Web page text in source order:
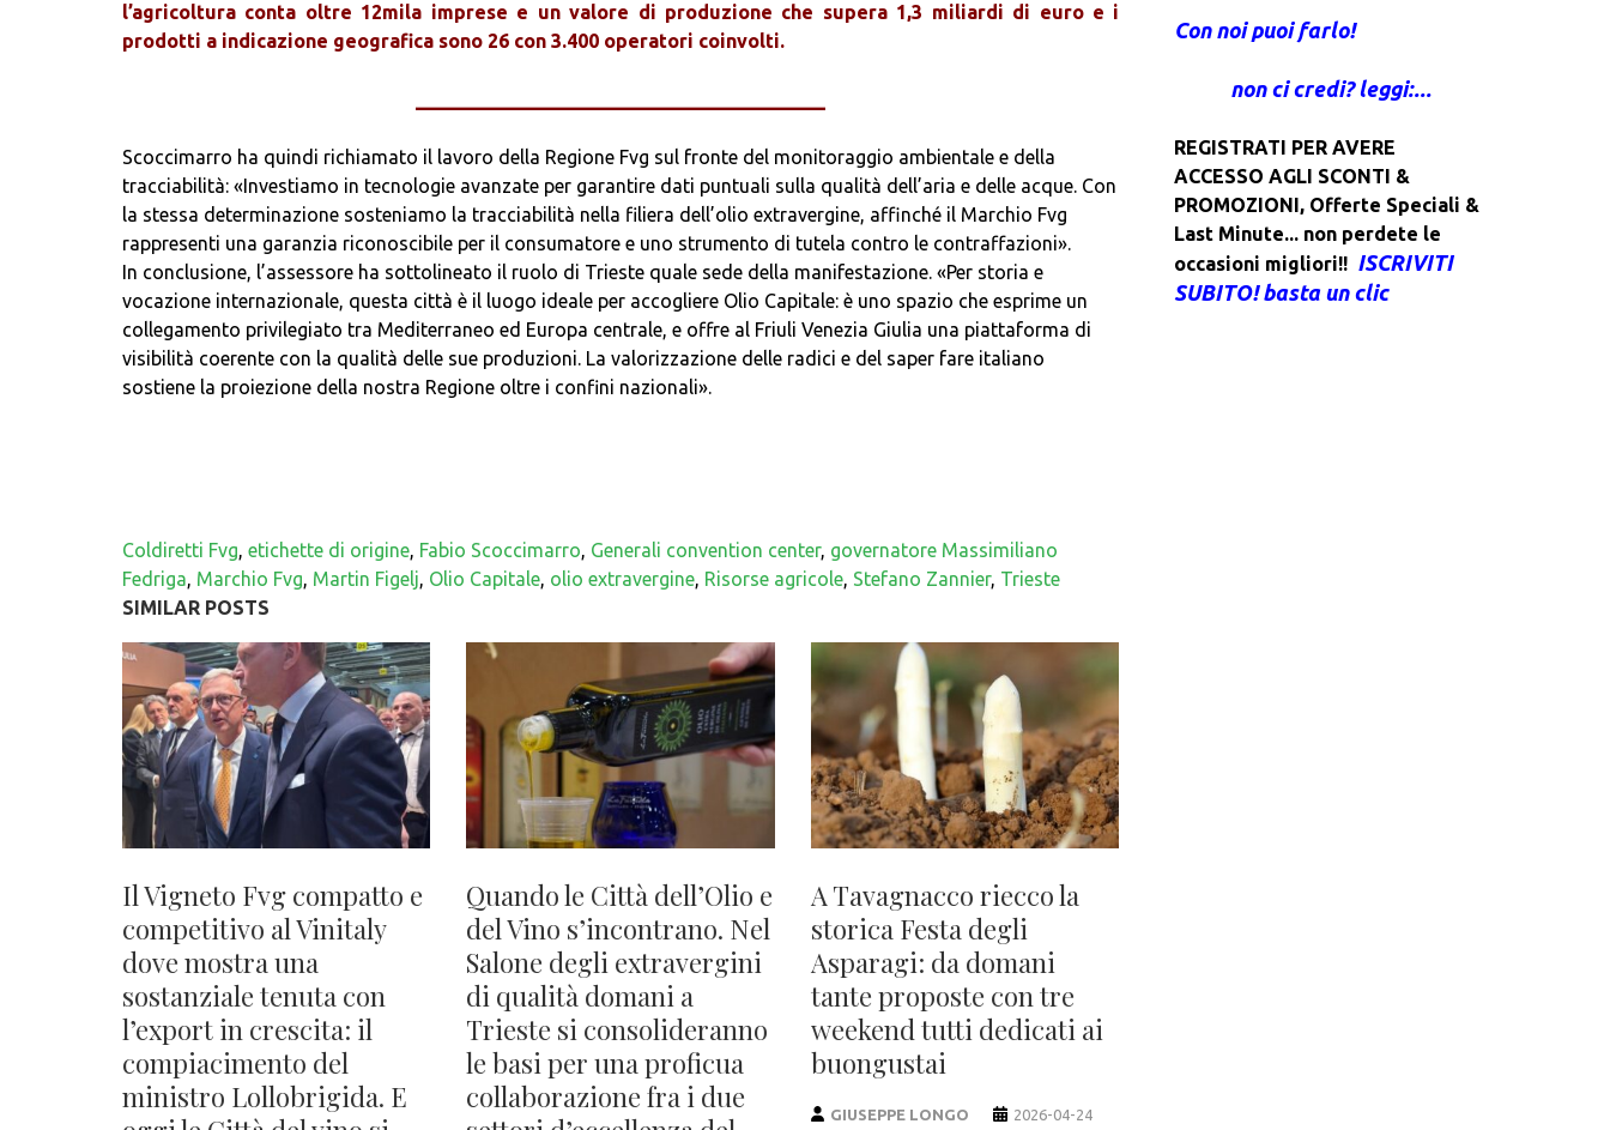
l’agricoltura conta oltre 12mila imprese e un valore di produzione che supera 1,3 miliardi di euro e i
prodotti a indicazione geografica sono 26 con 3.400 operatori coinvolti.
Scoccimarro ha quindi richiamato il lavoro della Regione Fvg sul fronte del monitoraggio ambientale e della
tracciabilità: «Investiamo in tecnologie avanzate per garantire dati puntuali sulla qualità dell’aria e delle acque. Con
la stessa determinazione sosteniamo la tracciabilità nella filiera dell’olio extravergine, affinché il Marchio Fvg
rappresenti una garanzia riconoscibile per il consumatore e uno strumento di tutela contro le contraffazioni».
In conclusione, l’assessore ha sottolineato il ruolo di Trieste quale sede della manifestazione. «Per storia e
vocazione internazionale, questa città è il luogo ideale per accogliere Olio Capitale: è uno spazio che esprime un
collegamento privilegiato tra Mediterraneo ed Europa centrale, e offre al Friuli Venezia Giulia una piattaforma di
visibilità coerente con la qualità delle sue produzioni. La valorizzazione delle radici e del saper fare italiano
sostiene la proiezione della nostra Regione oltre i confini nazionali».
Coldiretti Fvg, etichette di origine, Fabio Scoccimarro, Generali convention center, governatore Massimiliano
Fedriga, Marchio Fvg, Martin Figelj, Olio Capitale, olio extravergine, Risorse agricole, Stefano Zannier, Trieste
SIMILAR POSTS
Il Vigneto Fvg compatto e
competitivo al Vinitaly
dove mostra una
sostanziale tenuta con
l’export in crescita: il
compiacimento del
ministro Lollobrigida. E
Quando le Città dell’Olio e
del Vino s’incontrano. Nel
Salone degli extravergini
di qualità domani a
Trieste si consolideranno
le basi per una proficua
collaborazione fra i due
A Tavagnacco riecco la
storica Festa degli
Asparagi: da domani
tante proposte con tre
weekend tutti dedicati ai
buongustai
GIUSEPPE LONGO 2026-04-24
Con noi puoi farlo!
non ci credi? leggi:...
REGISTRATI PER AVERE
ACCESSO AGLI SCONTI &
PROMOZIONI, Offerte Speciali &
Last Minute... non perdete le
occasioni migliori!! ISCRIVITI
SUBITO! basta un clic